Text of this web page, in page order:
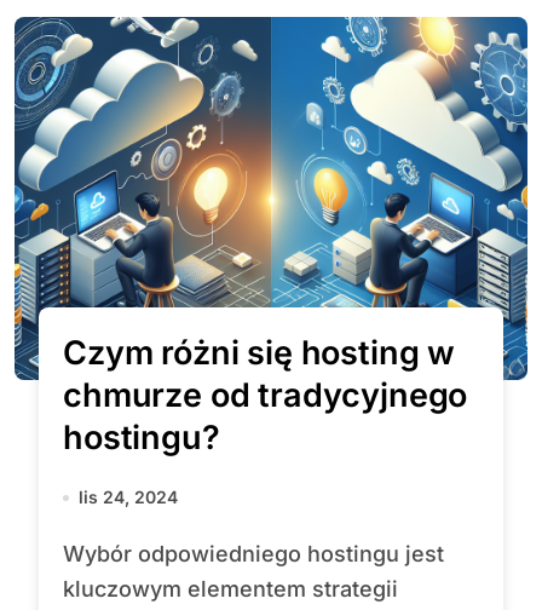
Czym różni się hosting w
chmurze od tradycyjnego
hostingu?
lis 24, 2024
Wybór odpowiedniego hostingu jest
kluczowym elementem strategii